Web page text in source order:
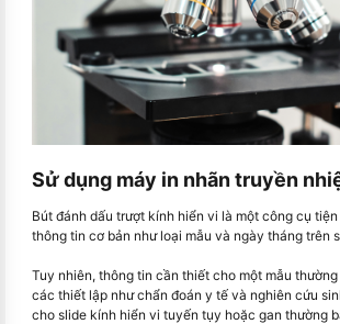
Sử dụng máy in nhãn truyền
Bút đánh dấu trượt kính hiển vi là một công cụ
thông tin cơ bản như loại mẫu và ngày tháng trên
Tuy nhiên, thông tin cần thiết cho một mẫu
các thiết lập như chẩn đoán y tế và nghiên cứu
cho slide kính hiển vi tuyến tụy hoặc gan thường